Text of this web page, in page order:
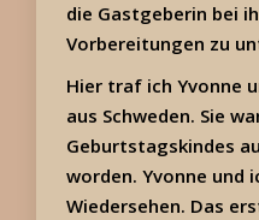
die Gastgeberin bei
Vorbereitungen zu
Hier traf ich Yvonne
aus Schweden. Sie
Geburtstagskindes
worden. Yvonne und
Wiedersehen. Das